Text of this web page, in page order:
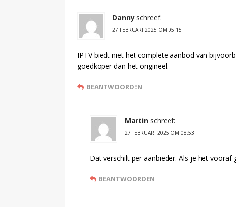
Danny schreef:
27 FEBRUARI 2025 OM 05:15
IPTV biedt niet het complete aanbod van
goedkoper dan het origineel.
BEANTWOORDEN
Martin schreef:
27 FEBRUARI 2025 OM 08:53
Dat verschilt per aanbieder. Als je het
BEANTWOORDEN